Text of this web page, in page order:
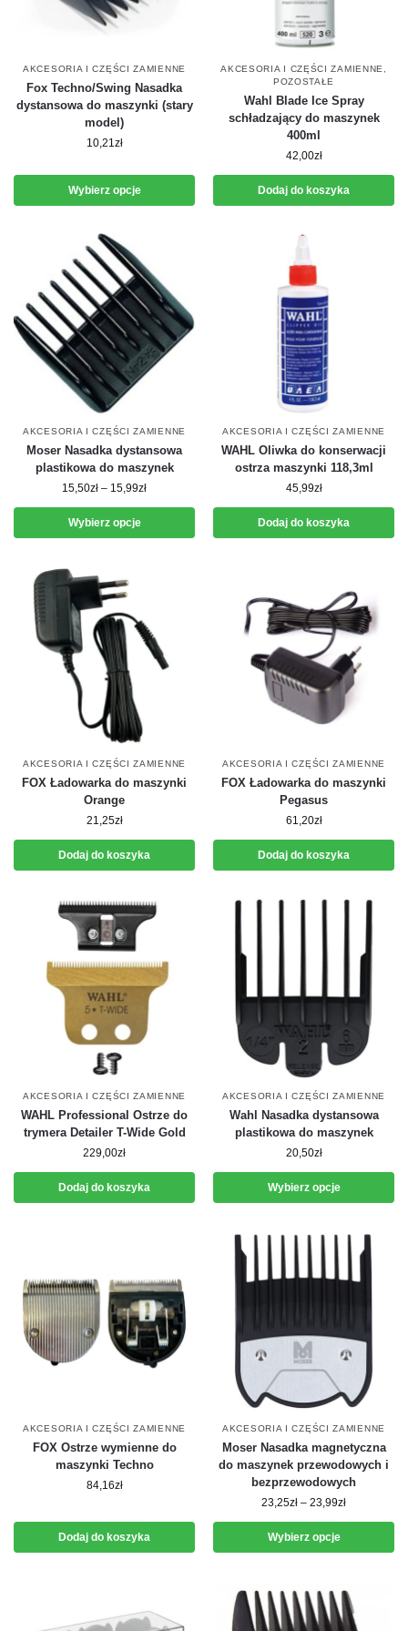
AKCESORIA I CZĘŚCI ZAMIENNE
Fox Techno/Swing Nasadka
dystansowa do maszynki (stary
model)
10,21zł
Wybierz opcje
AKCESORIA I CZĘŚCI ZAMIENNE
POZOSTAŁE
Wahl Blade Ice Spray
schładzający do maszynek
400ml
42,00zł
Dodaj do koszyka
AKCESORIA I CZĘŚCI ZAMIENNE
Moser Nasadka dystansowa
plastikowa do maszynek
15,50zł – 15,99zł
Wybierz opcje
AKCESORIA I CZĘŚCI ZAMIENNE
WAHL Oliwka do konserwacji
ostrza maszynki 118,3ml
45,99zł
Dodaj do koszyka
AKCESORIA I CZĘŚCI ZAMIENNE
FOX Ładowarka do maszynki
Orange
21,25zł
Dodaj do koszyka
AKCESORIA I CZĘŚCI ZAMIENNE
FOX Ładowarka do maszynki
Pegasus
61,20zł
Dodaj do koszyka
AKCESORIA I CZĘŚCI ZAMIENNE
WAHL Professional Ostrze do
trymera Detailer T-Wide Gold
229,00zł
Dodaj do koszyka
AKCESORIA I CZĘŚCI ZAMIENNE
Wahl Nasadka dystansowa
plastikowa do maszynek
20,50zł
Wybierz opcje
AKCESORIA I CZĘŚCI ZAMIENNE
FOX Ostrze wymienne do
maszynki Techno
84,16zł
Dodaj do koszyka
AKCESORIA I CZĘŚCI ZAMIENNE
Moser Nasadka magnetyczna
do maszynek przewodowych i
bezprzewodowych
23,25zł – 23,99zł
Wybierz opcje